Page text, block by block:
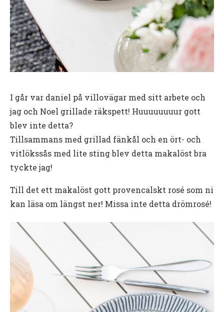
I går var daniel på villovägar med sitt arbete och
jag och Noel grillade räkspett! Huuuuuuuur gott
blev inte detta?
Tillsammans med grillad fänkål och en ört- och
vitlökssås med lite sting blev detta makalöst bra
tyckte jag!
Till det ett makalöst gott provencalskt rosé som ni
kan läsa om längst ner! Missa inte detta drömrosé!